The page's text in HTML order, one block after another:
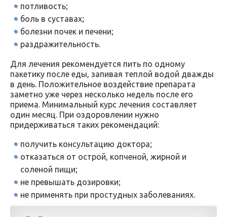
потливость;
боль в суставах;
болезни почек и печени;
раздражительность.
Для лечения рекомендуется пить по одному
пакетику после еды, запивая теплой водой дважды
в день. Положительное воздействие препарата
заметно уже через несколько недель после его
приема. Минимальный курс лечения составляет
один месяц. При оздоровлении нужно
придерживаться таких рекомендаций:
получить консультацию доктора;
отказаться от острой, копченой, жирной и
соленой пищи;
не превышать дозировки;
не применять при простудных заболеваниях.